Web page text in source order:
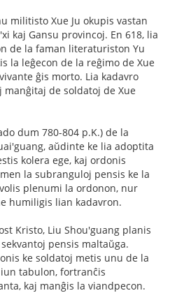
militisto Xue Ju okupis vastan
kaj Gansu provincoj. En 618, lia
de la faman literaturiston Yu
la leĝecon de la reĝimo de Xue
ĝis morto. Lia kadavro
de soldatoj de Xue
dum 780-804 p.K.) de la
aŭdinte ke lia adoptita
kolera ege, kaj ordonis
la subranguloj pensis ke la
plenumi la ordonon, nur
humiligis lian kadavron.
Kristo, Liu Shou'guang planis
pensis maltaŭga.
ke soldatoj metis unu de la
tabulon, fortranĉis
kaj manĝis la viandpecon.